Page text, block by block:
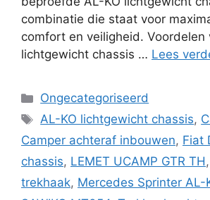
combinatie die staat voor
comfort en veiligheid. Voordelen
lichtgewicht chassis … Lees
Categorieën
Ongecategoriseerd
Tags
AL-KO lichtgewicht chassis,
Camper achteraf inbouwen, Fiat
chassis, LEMET UCAMP GTR TH,
trekhaak, Mercedes Sprinter AL-